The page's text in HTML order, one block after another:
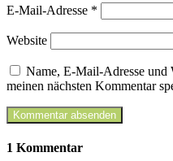
E-Mail-Adresse *
Website
Name, E-Mail-Adresse und
meinen nächsten Kommentar
1 Kommentar